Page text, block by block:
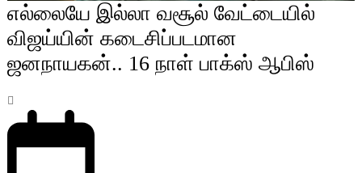
எல்லையே இல்லா வசூல் வேட்டையில்
விஜய்யின் கடைசிப்படமான
ஜனநாயகன்.. 16 நாள் பாக்ஸ் ஆபிஸ்